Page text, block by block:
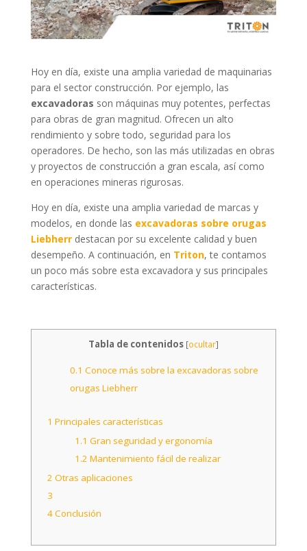
Hoy en día, existe una amplia variedad de maquinarias
para el sector construcción. Por ejemplo, las
excavadoras son máquinas muy potentes, perfectas
para obras de gran magnitud. Ofrecen un alto
rendimiento y sobre todo, seguridad para los
operadores. De hecho, son las más utilizadas en obras
y proyectos de construcción a gran escala, así como
en operaciones mineras rigurosas.
Hoy en día, existe una amplia variedad de marcas y
modelos, en donde las excavadoras sobre orugas
Liebherrdestacan por su excelente calidad y buen
desempeño. A continuación, en Triton, te contamos
un poco más sobre esta excavadora y sus principales
características.
Tabla de contenidos [ocultar]
0.1 Conoce más sobre la excavadoras sobre
orugas Liebherr
1 Principales características
1.1 Gran seguridad y ergonomía
1.2 Mantenimiento fácil de realizar
2 Otras aplicaciones
3
4Conclusión